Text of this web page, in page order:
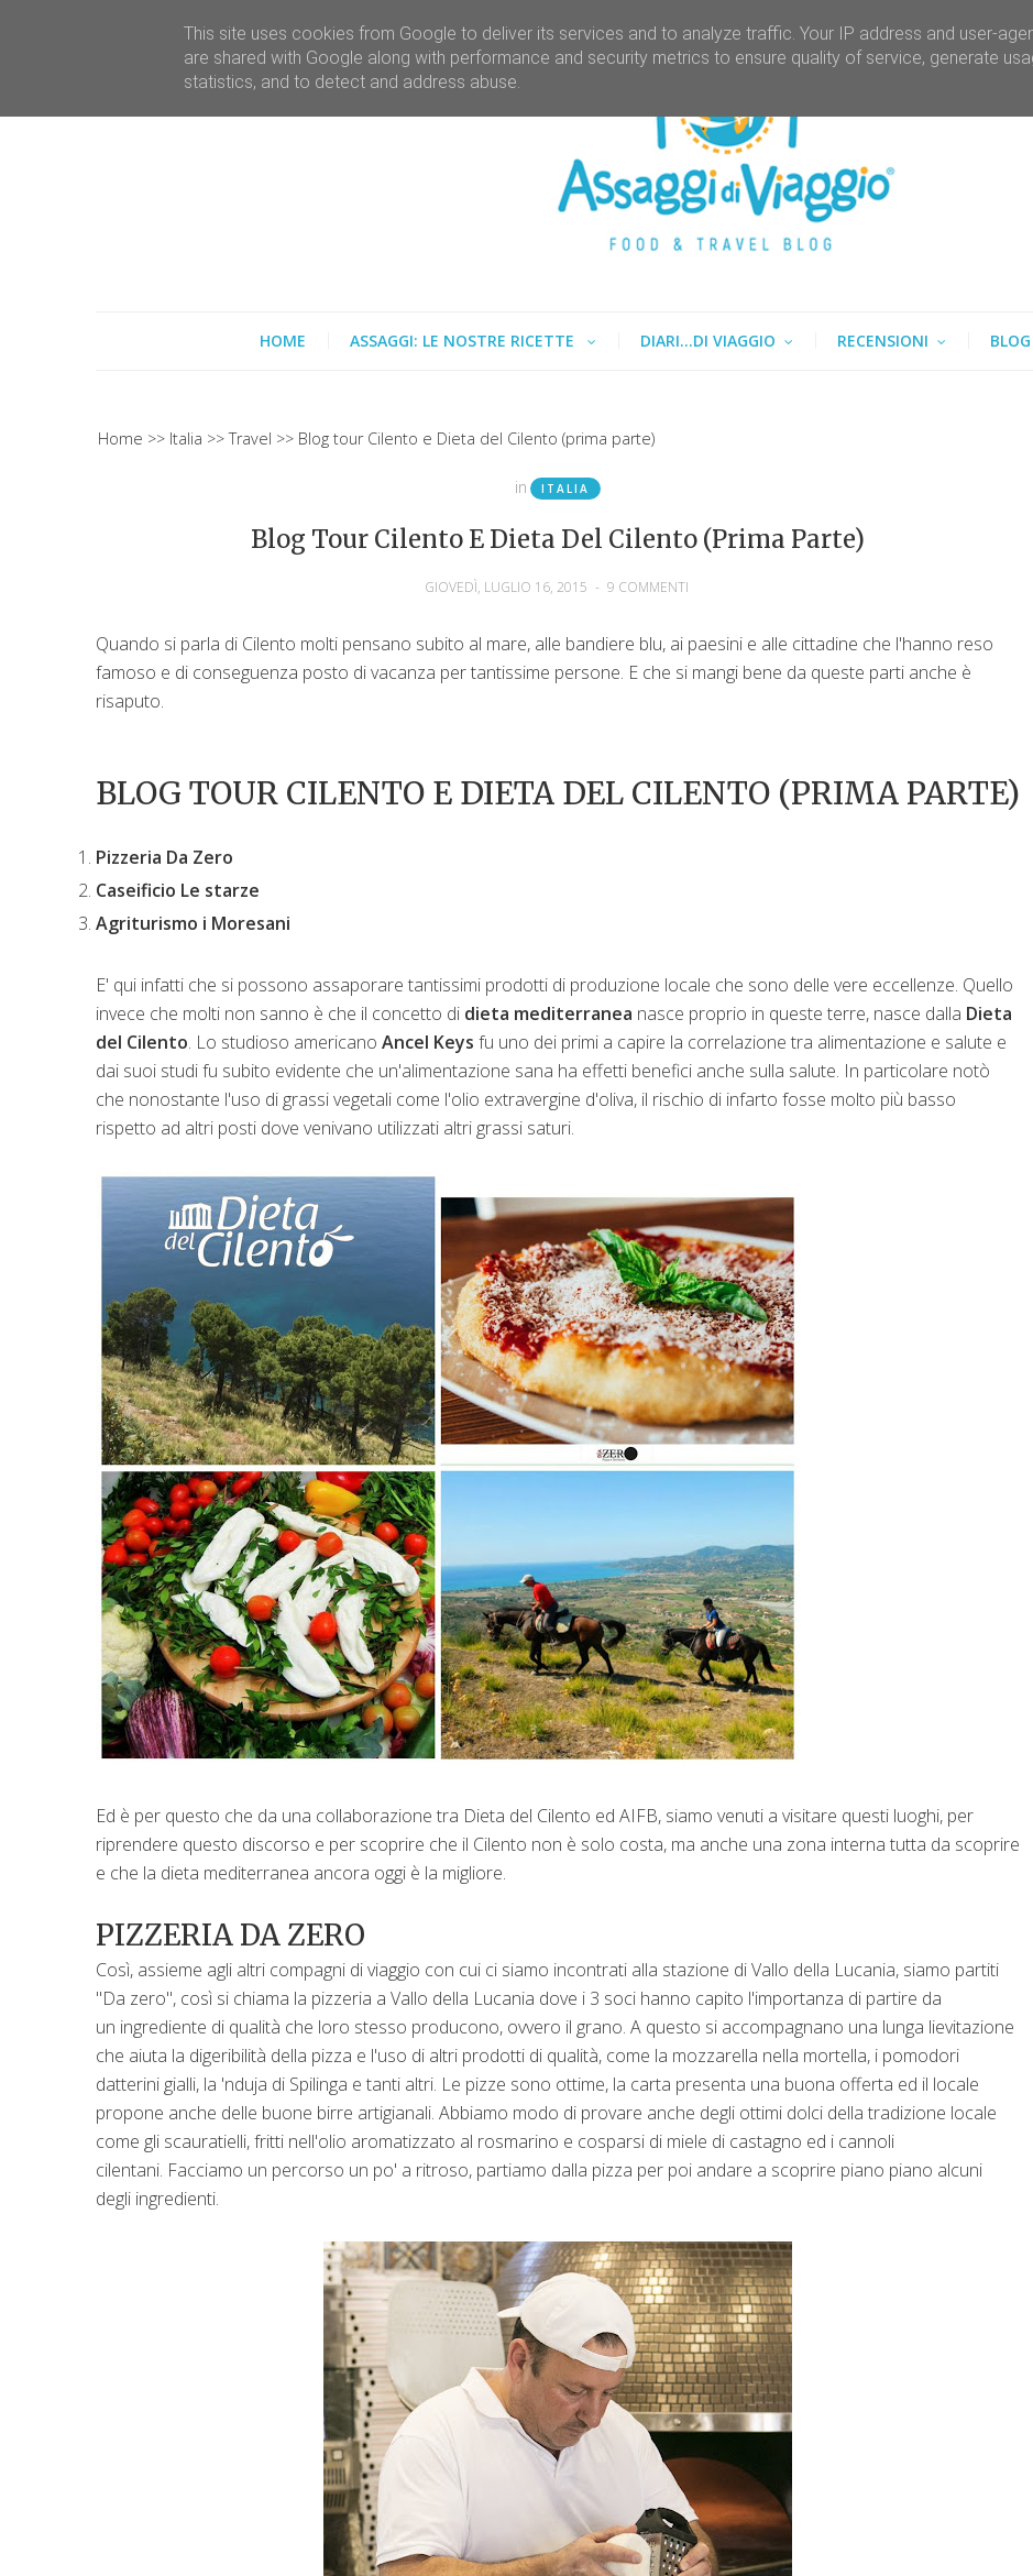
HOME ASSAGGI: LE NOSTRE RICETTE DIARI...DI VIAGGIO RECENSIONI
Home Italia Travel Blog tour Cilento e Dieta del Cilento (prima parte)
in ITALIA
Blog Tour Cilento E Dieta Del Cilento (prima Parte)
GIOVEDÌ, LUGLIO 16, 2015 - 9 COMMENTI
Quando si parla di Cilento molti pensano subito al mare, alle bandiere blu, ai paesini e alle cittadine che l'hanno reso
famoso e di conseguenza posto di vacanza per tantissime persone. E che si mangi bene da queste parti anche è
risaputo.
BLOG TOUR CILENTO E DIETA DEL CILENTO (PRIMA PARTE)
Pizzeria Da Zero
Caseificio Le starze
Agriturismo i Moresani
E' qui infatti che si possono assaporare tantissimi prodotti di produzione locale che sono delle vere eccellenze. Quello
invece che molti non sanno è che il concetto di dieta mediterranea nasce proprio in queste terre, nasce dalla Dieta
del Cilento. Lo studioso americano Ancel Keys fu uno dei primi a capire la correlazione tra alimentazione e salute e
dai suoi studi fu subito evidente che un'alimentazione sana ha effetti benefici anche sulla salute. In particolare notò
che nonostante l'uso di grassi vegetali come l'olio extravergine d'oliva, il rischio di infarto fosse molto più basso
rispetto ad altri posti dove venivano utilizzati altri grassi saturi.
Ed è per questo che da una collaborazione tra Dieta del Cilento ed AIFB, siamo venuti a visitare questi luoghi, per
riprendere questo discorso e per scoprire che il Cilento non è solo costa, ma anche una zona interna tutta da scoprire
e che la dieta mediterranea ancora oggi è la migliore.
PIZZERIA DA ZERO
Così, assieme agli altri compagni di viaggio con cui ci siamo incontrati alla stazione di Vallo della Lucania, siamo partiti
"Da zero", così si chiama la pizzeria a Vallo della Lucania dove i 3 soci hanno capito l'importanza di partire da
un ingrediente di qualità che loro stesso producono, ovvero il grano. A questo si accompagnano una lunga lievitazione
che aiuta la digeribilità della pizza e l'uso di altri prodotti di qualità, come la mozzarella nella mortella, i pomodori
datterini gialli, la 'nduja di Spilinga e tanti altri. Le pizze sono ottime, la carta presenta una buona offerta ed il locale
propone anche delle buone birre artigianali. Abbiamo modo di provare anche degli ottimi dolci della tradizione locale
come gli scauratielli, fritti nell'olio aromatizzato al rosmarino e cosparsi di miele di castagno ed i cannoli
cilentani. Facciamo un percorso un po' a ritroso, partiamo dalla pizza per poi andare a scoprire piano piano alcuni
degli ingredienti.
This site uses cookies from Google to deliver its services and to analyze traffic. Your IP address and user-
are shared with Google along with performance and security metrics to ensure quality of service, generate
statistics, and to detect and address abuse.